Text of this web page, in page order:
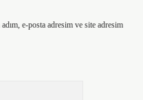
e-posta adresim ve site adresim